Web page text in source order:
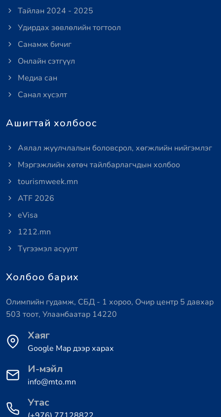
Тайлан 2024 - 2025
Удирдах зөвлөлийн тогтоол
Санамж бичиг
Онлайн сэтгүүл
Медиа сан
Санал хүсэлт
Ашигтай холбоос
Аялал жуулчлалын боловсрол, хөгжлийн нийгэмлэг
Мэргэжлийн хөтөч тайлбарлагчдын холбоо
tourismweek.mn
ATF 2026
eVisa
1212.mn
Түгээмэл асуулт
Холбоо барих
Олимпийн гудамж, СБД - 1 хороо, Очир центр 5 давхар
503 тоот, Улаанбаатар 14220
Хаяг
Google Map дээр харах
И-мэйл
info@mto.mn
Утас